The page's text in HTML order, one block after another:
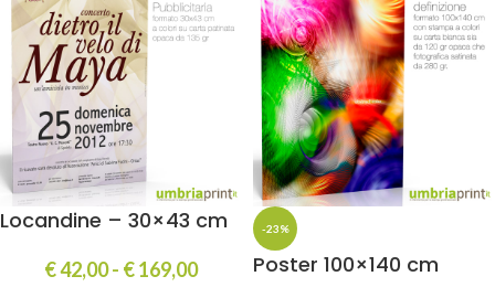
Locandine – 30×43 cm
€42,00- €169,00
-23%
Poster 100×140 cm